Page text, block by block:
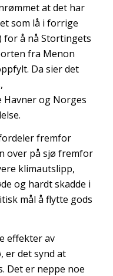
at det har
som lå i forrige
for å nå Stortingets
fra Menon
Da sier det
Havner og Norges
fremfor
over på sjø fremfor
klimautslipp,
og hardt skadde i
mål å flytte gods
effekter av
er det synd at
Det er neppe noe